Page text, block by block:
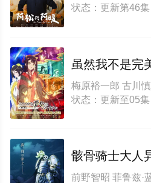
状态：更新第46集
状态：更新至05集